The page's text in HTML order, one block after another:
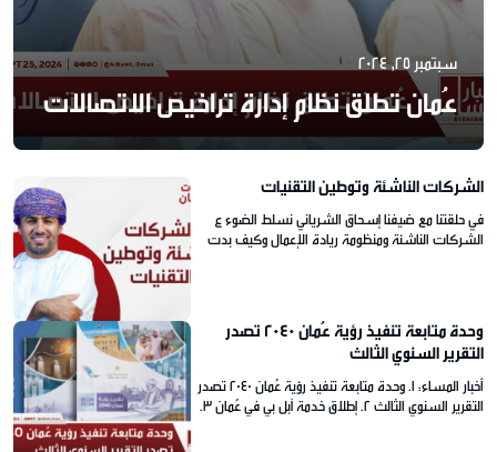
سبتمبر 25, 2024
عُمان تطلق نظام إدارة تراخيص الاتصالات
الشركات الناشئة وتوطين التقنيات
في حلقتنا مع ضيفنا إسحاق الشرياني نسلط الضوء ع
الشركات الناشئة ومنظومة ريادة الإعمال وكيف بدت
وحدة متابعة تنفيذ رؤية عُمان 2040 تصدر
التقرير السنوي الثالث
أخبار المساء: ١. وحدة متابعة تنفيذ رؤية عُمان 2040 تصدر
التقرير السنوي الثالث ٢. إطلاق خدمة آبل بي في عُمان ٣.